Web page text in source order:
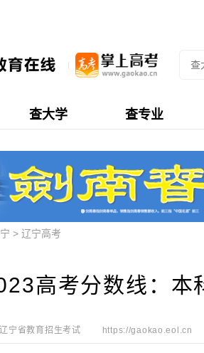
查大学 查专业
> 辽宁高考
高考分数线：本
辽宁省教育招生考试 https://gaokao.eol.cn